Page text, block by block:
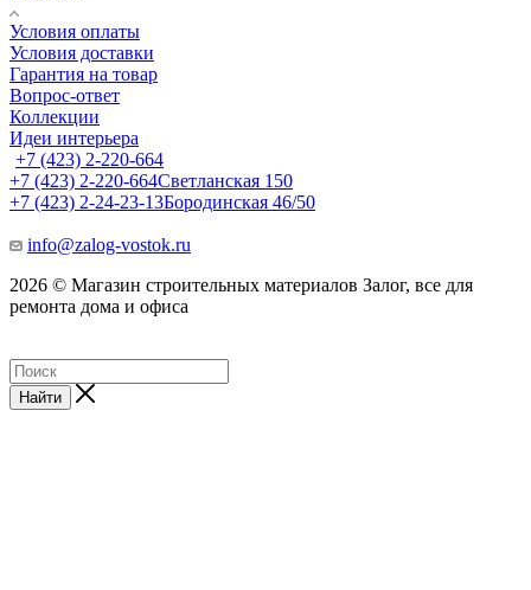
Условия оплаты
Условия доставки
Гарантия на товар
Вопрос-ответ
Коллекции
Идеи интерьера
+7 (423) 2-220-664
+7 (423) 2-220-664Светланская 150
+7 (423) 2-24-23-13Бородинская 46/50
info@zalog-vostok.ru
2026 © Магазин строительных материалов Залог, все для
ремонта дома и офиса
Найти